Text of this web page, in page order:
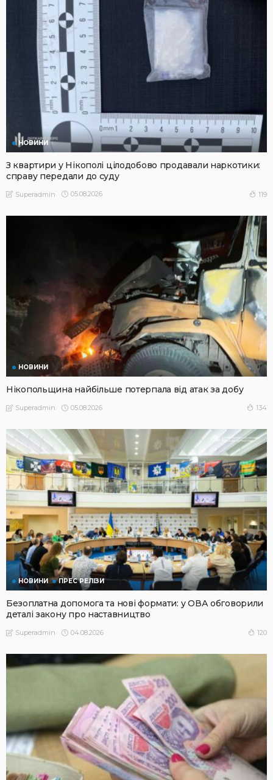
НОВИНИ
З квартири у Нікополі цілодобово продавали наркотики:
справу передали до суду
Superadmin 05.08.2026 119
НОВИНИ
Нікопольщина найбільше потерпала від атак за добу
Superadmin 05.08.2026 134
НОВИНИ ПРЕС РЕЛІЗИ
Безоплатна допомога та нові формати: у ОВА обговорили
деталі закону про наставництво
Superadmin 04.08.2026 120